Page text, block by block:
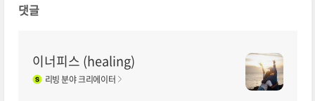
댓글
이너피스 (healing)
리빙분야 크리에이터